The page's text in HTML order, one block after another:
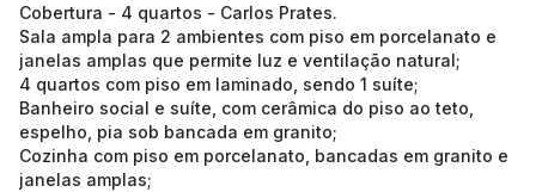
Cobertura - 4 quartos - Carlos Prates.
Sala ampla para 2 ambientes com piso em porcelanato e
janelas amplas que permite luz e ventilação natural;
4 quartos com piso em laminado, sendo 1 suíte;
Banheiro social e suíte, com cerâmica do piso ao teto,
espelho, pia sob bancada em granito;
Cozinha com piso em porcelanato, bancadas em granito e
janelas amplas;